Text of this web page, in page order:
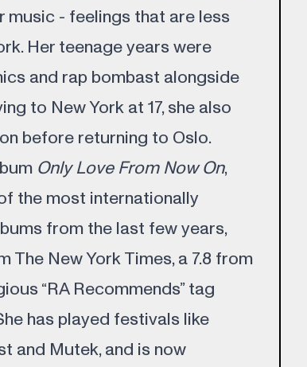
music - feelings that are less
Her teenage years were
and rap bombast alongside
to New York at 17, she also
before returning to Oslo.
Only Love From Now On,
the most internationally
from the last few years,
New York Times, a 7.8 from
“RA Recommends” tag
has played festivals like
and Mutek, and is now